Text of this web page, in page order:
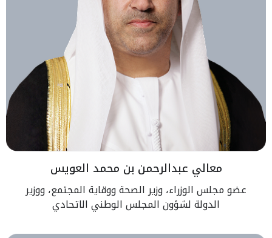
معالي عبدالرحمن بن محمد العويس
عضو مجلس الوزراء، وزير الصحة ووقاية المجتمع، ووزير
الدولة لشؤون المجلس الوطني الاتحادي